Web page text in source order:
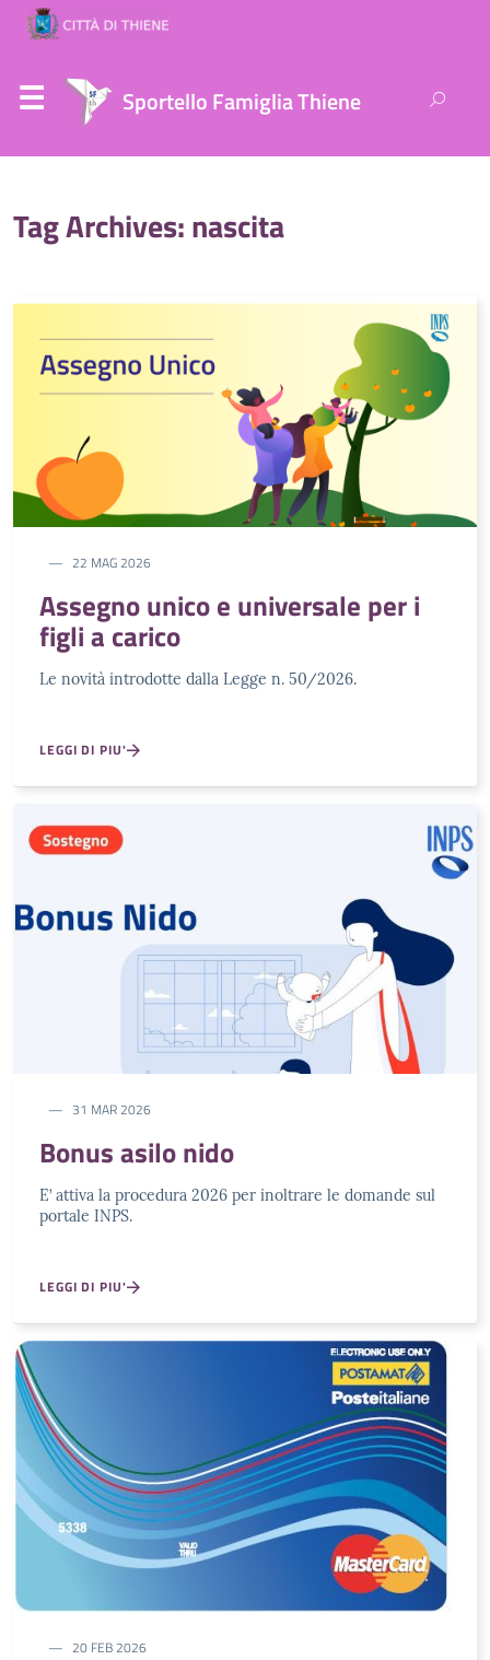
Sportello Famiglia Thiene
per:
Tag Archives: nascita
22 MAG 2026
Assegno unico e universale per i
figli a carico
Le novità introdotte dalla Legge n. 50/2026.
LEGGI DI PIU'
31 MAR 2026
Bonus asilo nido
E’ attiva la procedura 2026 per inoltrare le domande sul
portale INPS.
LEGGI DI PIU'
20 FEB 2026